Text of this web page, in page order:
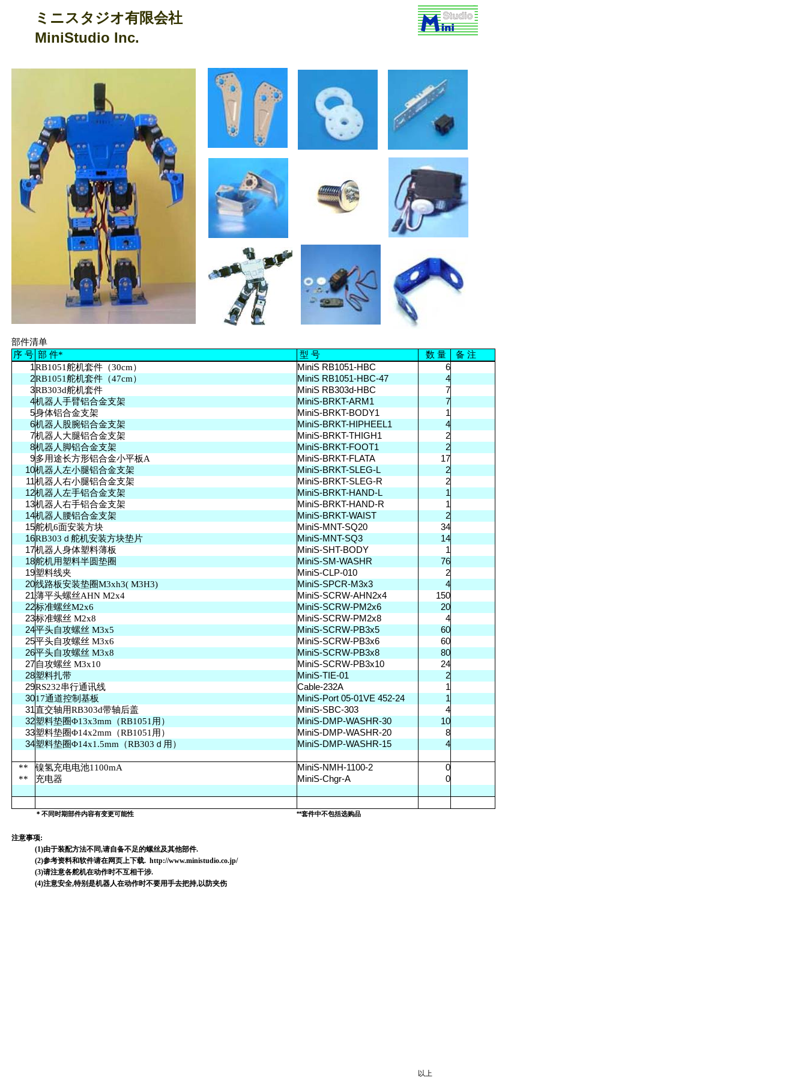
ミニスタジオ有限会社
MiniStudio Inc.
部件清单
序 号 部 件* 型 号 数 量 备 注
1RB1051舵机套件（30cm） MiniS RB1051-HBC
6
2RB1051舵机套件（47cm） MiniS RB1051-HBC-47
4
3RB303d舵机套件 MiniS RB303d-HBC
7
4机器人手臂铝合金支架 MiniS-BRKT-ARM1
7
5身体铝合金支架 MiniS-BRKT-BODY1
1
6机器人股腕铝合金支架 MiniS-BRKT-HIPHEEL1
4
7机器人大腿铝合金支架 MiniS-BRKT-THIGH1
2
8机器人脚铝合金支架 MiniS-BRKT-FOOT1
2
9多用途长方形铝合金小平板A MiniS-BRKT-FLATA
17
10机器人左小腿铝合金支架 MiniS-BRKT-SLEG-L
2
11机器人右小腿铝合金支架 MiniS-BRKT-SLEG-R
2
12机器人左手铝合金支架 MiniS-BRKT-HAND-L
1
13机器人右手铝合金支架 MiniS-BRKT-HAND-R
1
14机器人腰铝合金支架 MiniS-BRKT-WAIST
2
15舵机6面安装方块 MiniS-MNT-SQ20
34
16RB303ｄ舵机安装方块垫片 MiniS-MNT-SQ3
14
17机器人身体塑料薄板 MiniS-SHT-BODY
1
18舵机用塑料半圆垫圈 MiniS-SM-WASHR
76
19塑料线夹 MiniS-CLP-010
2
20线路板安装垫圈M3xh3( M3H3) MiniS-SPCR-M3x3
4
21薄平头螺丝AHN M2x4 MiniS-SCRW-AHN2x4
150
22标准螺丝M2x6 MiniS-SCRW-PM2x6
20
23标准螺丝 M2x8 MiniS-SCRW-PM2x8
4
24平头自攻螺丝 M3x5 MiniS-SCRW-PB3x5
60
25平头自攻螺丝 M3x6 MiniS-SCRW-PB3x6
60
26平头自攻螺丝 M3x8 MiniS-SCRW-PB3x8
80
27自攻螺丝 M3x10 MiniS-SCRW-PB3x10
24
28塑料扎带 MiniS-TIE-01
2
29RS232串行通讯线 Cable-232A
1
3017通道控制基板 MiniS-Port 05-01VE 452-24
1
31直交轴用RB303d带轴后盖 MiniS-SBC-303
4
32塑料垫圈Φ13x3mm（RB1051 用 ） MiniS-DMP-WASHR-30
10
33塑料垫圈Φ14x2mm（RB1051用） MiniS-DMP-WASHR-20
8
34塑料垫圈Φ14x1.5mm（RB303ｄ用） MiniS-DMP-WASHR-15 4
** 镍氢充电电池1100mA MiniS-NMH-1100-2
0
**
充电器 MiniS-Chgr-A 0
＊不同时期部件内容有变更可能性 **套件中不包括选购品
注意事项:
(1)由于装配方法不同,请自备不足的螺丝及其他部件.
(2)参考资料和软件请在网页上下载. http://www.ministudio.co.jp/
(3)请注意各舵机在动作时不互相干涉.
(4)注意安全,特别是机器人在动作时不要用手去把持,以防夹伤
以上